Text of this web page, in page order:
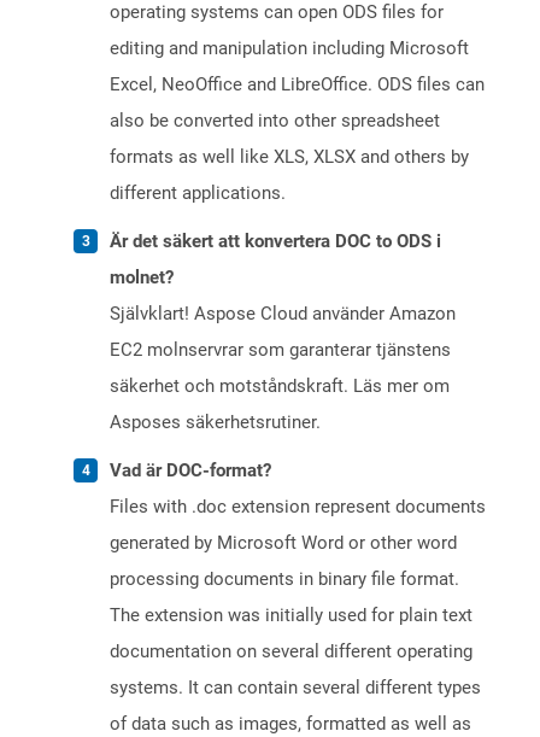
operating systems can open ODS files for
editing and manipulation including Microsoft
Excel, NeoOffice and LibreOffice. ODS files can
also be converted into other spreadsheet
formats as well like XLS, XLSX and others by
different applications.
Är det säkert att konvertera DOC to ODS i
molnet?
Självklart! Aspose Cloud använder Amazon
EC2 molnservrar som garanterar tjänstens
säkerhet och motståndskraft. Läs mer om
Asposes säkerhetsrutiner.
Vad är DOC-format?
Files with .doc extension represent documents
generated by Microsoft Word or other word
processing documents in binary file format.
The extension was initially used for plain text
documentation on several different operating
systems. It can contain several different types
of data such as images, formatted as well as